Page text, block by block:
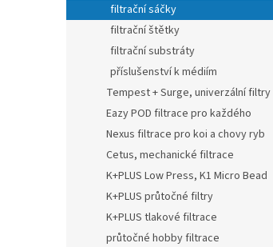
filtrační sáčky
filtrační štětky
filtrační substráty
příslušenství k médiím
Tempest + Surge, univerzální filtry
Eazy POD filtrace pro každého
Nexus filtrace pro koi a chovy ryb
Cetus, mechanické filtrace
K+PLUS Low Press, K1 Micro Bead
K+PLUS průtočné filtry
K+PLUS tlakové filtrace
průtočné hobby filtrace